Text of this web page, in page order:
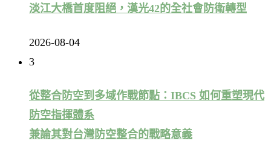
淡江大橋首度阻絕，漢光42的全社會防衛轉型
2026-08-04
3
從整合防空到多域作戰節點：IBCS 如何重塑現代
防空指揮體系
兼論其對台灣防空整合的戰略意義